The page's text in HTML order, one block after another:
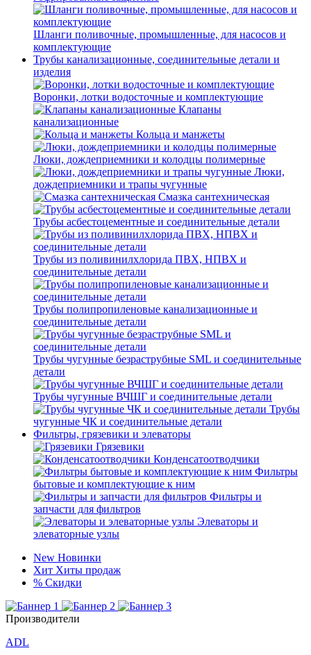
Шланги поливочные, промышленные, для насосов и
комплектующие
Трубы канализационные, соединительные детали и
изделия
Воронки, лотки водосточные и комплектующие
Клапаны
канализационные
Кольца и манжеты
Люки, дождеприемники и колодцы полимерные
Люки,
дождеприемники и трапы чугунные
Смазка сантехническая
Трубы асбестоцементные и соединительные детали
Трубы из поливинилхлорида ПВХ, НПВХ и
соединительные детали
Трубы полипропиленовые канализационные и
соединительные детали
Трубы чугунные безраструбные SML и соединительные
детали
Трубы чугунные ВЧШГ и соединительные детали
Трубы
чугунные ЧК и соединительные детали
Фильтры, грязевики и элеваторы
Грязевики
Конденсатоотводчики
Фильтры
бытовые и комплектующие к ним
Фильтры и
запчасти для фильтров
Элеваторы и
элеваторные узлы
New Новинки
Хит Хиты продаж
% Скидки
Производители
ADL